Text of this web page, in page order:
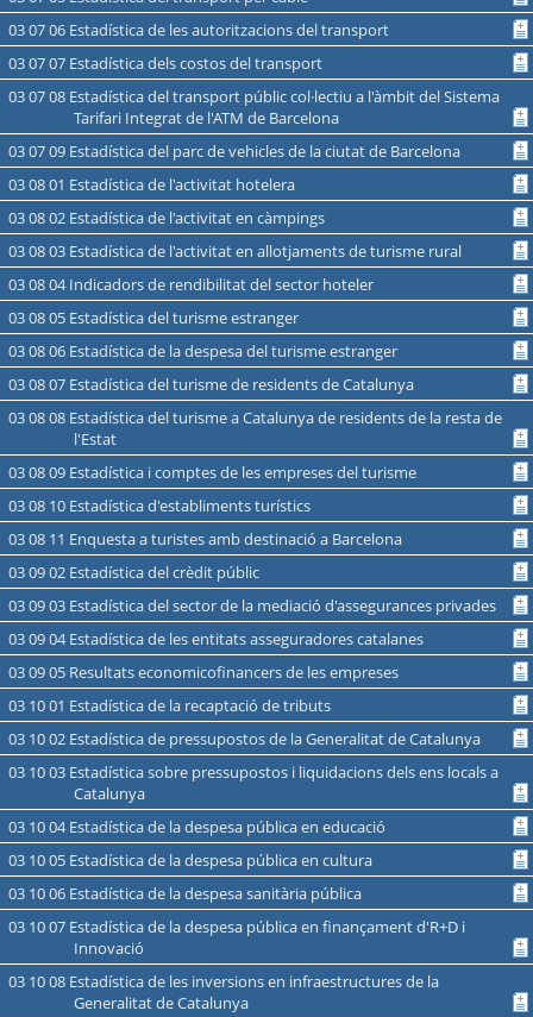
03 07 06 Estadística de les autoritzacions del transport
03 07 07 Estadística dels costos del transport
03 07 08 Estadística del transport públic col·lectiu a l'àmbit del Sistema
Tarifari Integrat de l'ATM de Barcelona
03 07 09 Estadística del parc de vehicles de la ciutat de Barcelona
03 08 01 Estadística de l'activitat hotelera
03 08 02 Estadística de l'activitat en càmpings
03 08 03 Estadística de l'activitat en allotjaments de turisme rural
03 08 04 Indicadors de rendibilitat del sector hoteler
03 08 05 Estadística del turisme estranger
03 08 06 Estadística de la despesa del turisme estranger
03 08 07 Estadística del turisme de residents de Catalunya
03 08 08 Estadística del turisme a Catalunya de residents de la resta de
l'Estat
03 08 09 Estadística i comptes de les empreses del turisme
03 08 10 Estadística d'establiments turístics
03 08 11 Enquesta a turistes amb destinació a Barcelona
03 09 02 Estadística del crèdit públic
03 09 03 Estadística del sector de la mediació d'assegurances privades
03 09 04 Estadística de les entitats asseguradores catalanes
03 09 05 Resultats economicofinancers de les empreses
03 10 01 Estadística de la recaptació de tributs
03 10 02 Estadística de pressupostos de la Generalitat de Catalunya
03 10 03 Estadística sobre pressupostos i liquidacions dels ens locals a
Catalunya
03 10 04 Estadística de la despesa pública en educació
03 10 05 Estadística de la despesa pública en cultura
03 10 06 Estadística de la despesa sanitària pública
03 10 07 Estadística de la despesa pública en finançament d'R+D i
Innovació
03 10 08 Estadística de les inversions en infraestructures de la
Generalitat de Catalunya